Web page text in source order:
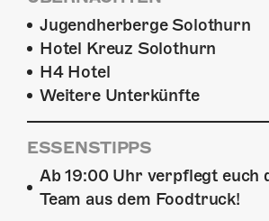
Jugendherberge Solothurn
Hotel Kreuz Solothurn
H4 Hotel
Weitere Unterkünfte
ESSENSTIPPS
Ab 19:00 Uhr verpflegt euch
Team aus dem Foodtruck!